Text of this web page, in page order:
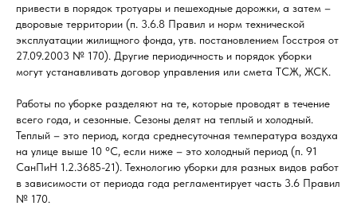
привести в порядок тротуары и пешеходные дорожки, а затем –
дворовые территории (п. 3.6.8 Правил и норм технической
эксплуатации жилищного фонда, утв. постановлением Госстроя от
27.09.2003 № 170). Другие периодичность и порядок уборки
могут устанавливать договор управления или смета ТСЖ, ЖСК.
Работы по уборке разделяют на те, которые проводят в течение
всего года, и сезонные. Сезоны делят на теплый и холодный.
Теплый – это период, когда среднесуточная температура воздуха
на улице выше 10 °С, если ниже – это холодный период (п. 91
СанПиН 1.2.3685-21). Технологию уборки для разных видов работ
в зависимости от периода года регламентирует часть 3.6 Правил
№ 170.